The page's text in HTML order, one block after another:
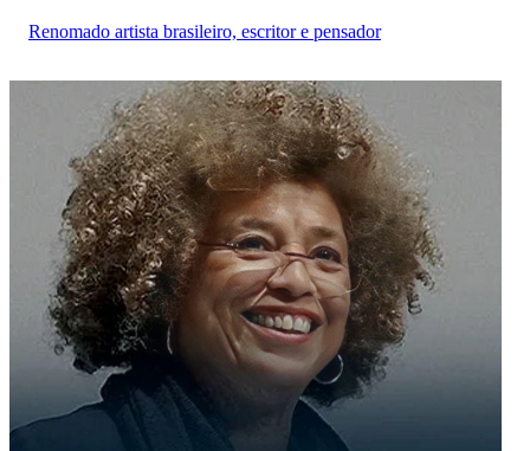
Renomado artista brasileiro, escritor e pensador